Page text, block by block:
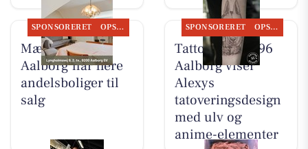
SPONSORERET OPSLAGSTAVLEN
Mæglerhuset
Aalborg har flere
andelsboliger til
salg
SPONSORERET OPSLAGSTAVLEN
Tattoo Studio 96
Aalborg viser
Alexys
tatoveringsdesign
med ulv og
anime-elementer